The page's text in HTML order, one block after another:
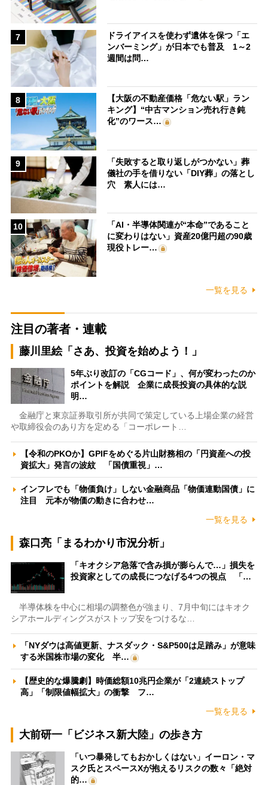
7
ドライアイスを使わず遺体を保つ「エ
ンバーミング」が日本でも普及 1～2
週間は問…
8
【大阪の不動産価格「危ない駅」ラン
キング】“中古マンション売れ行き鈍
化”のワース…
9
「失敗すると取り返しがつかない」葬
儀社の手を借りない「DIY葬」の落とし
穴 素人には…
10
「AI・半導体関連が“本命”であること
に変わりはない」資産20億円超の90歳
現役トレー…
一覧を見る
注目の著者・連載
藤川里絵「さあ、投資を始めよう！」
5年ぶり改訂の「CGコード」、何が変わったのか
ポイントを解説 企業に成長投資の具体的な説
明…
金融庁と東京証券取引所が共同で策定している上場企業の経営
や取締役会のあり方を定める「コーポレート…
【令和のPKOか】GPIFをめぐる片山財務相の「円資産への投
資拡大」発言の波紋 「国債重視」…
インフレでも「物価負け」しない金融商品「物価連動国債」に
注目 元本が物価の動きに合わせ…
一覧を見る
森口亮「まるわかり市況分析」
「キオクシア急落で含み損が膨らんで…」損失を
投資家としての成長につなげる4つの視点 「…
半導体株を中心に相場の調整色が強まり、7月中旬にはキオク
シアホールディングスがストップ安をつけるな…
「NYダウは高値更新、ナスダック・S&P500は足踏み」が意味
する米国株市場の変化 半…
【歴史的な爆騰劇】時価総額10兆円企業が「2連続ストップ
高」「制限値幅拡大」の衝撃 フ…
一覧を見る
大前研一「ビジネス新大陸」の歩き方
「いつ暴発してもおかしくはない」イーロン・マ
スク氏とスペースXが抱えるリスクの数々「絶対
的…